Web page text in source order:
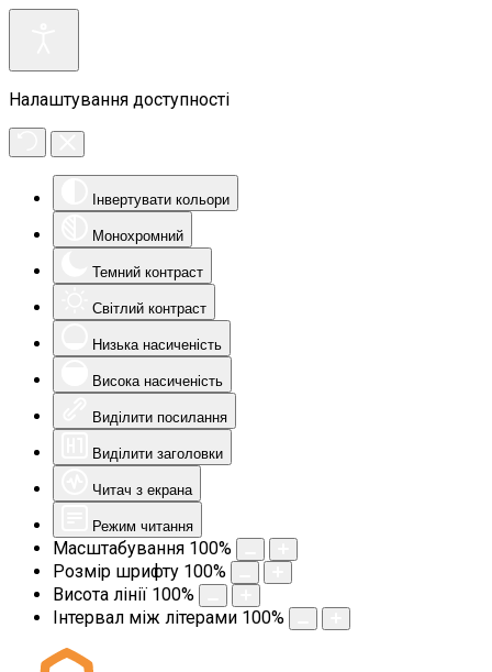
Налаштування доступності
Інвертувати кольори
Монохромний
Темний контраст
Світлий контраст
Низька насиченість
Висока насиченість
Виділити посилання
Виділити заголовки
Читач з екрана
Режим читання
Масштабування 100%
Розмір шрифту 100%
Висота лінії 100%
Інтервал між літерами 100%